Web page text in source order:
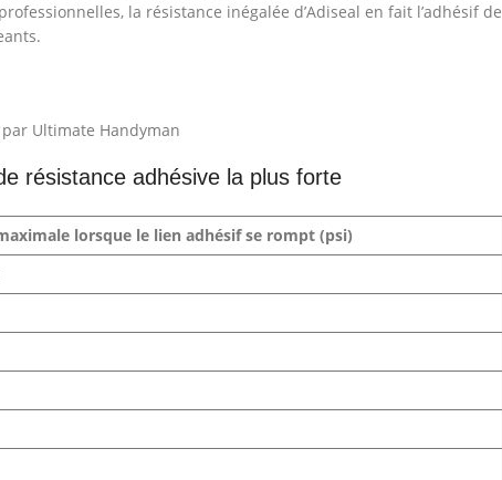
la résistance inégalée d’Adiseal en fait l’adhésif de
Ultimate Handyman
résistance adhésive la plus forte
lorsque le lien adhésif se rompt (psi)